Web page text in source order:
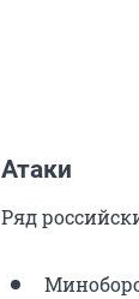
Атаки
Ряд